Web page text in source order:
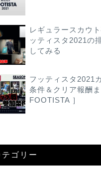
レギュラースカウ
ッティスタ2021の
してみる
フッティスタ2021
条件＆クリア報酬
FOOTISTA ］
テゴリー